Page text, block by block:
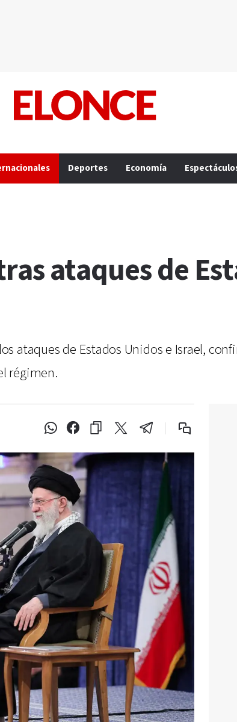
Deportes Economía
ataques de
ataques de Estados Unidos e Israel,
régimen.